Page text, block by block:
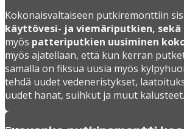
Kokonaisvaltaiseen putkiremonttiin
käyttövesi- ja viemäriputkien, sekä
myös patteriputkien uusiminen
myös ajatellaan, että kun kerran
samalla on fiksua uusia myös
tehdä uudet vedeneristykset,
uudet hanat, suihkut ja muut kalusteet.